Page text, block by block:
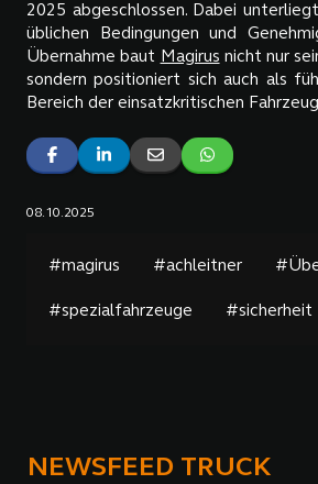
2025 abgeschlossen. Dabei
üblichen Bedingungen und
Übernahme baut Magirus nicht nur
sondern positioniert sich auch als
Bereich der einsatzkritischen
08.10.2025
#magirus #achleitner
#spezialfahrzeuge #sicherheit
NEWSFEED TRUCK